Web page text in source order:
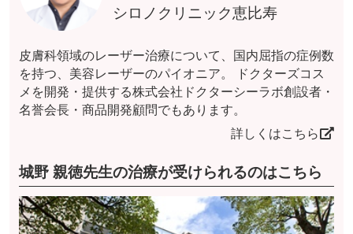
シロノクリニック恵比寿
皮膚科領域のレーザー治療について、国内屈指の症例数
を持つ、美容レーザーのパイオニア。 ドクターズコス
メを開発・提供する株式会社ドクターシーラボ創設者・
名誉会長・商品開発顧問でもあります。
詳しくはこちら
城野 親徳先生の治療が受けられるのはこちら